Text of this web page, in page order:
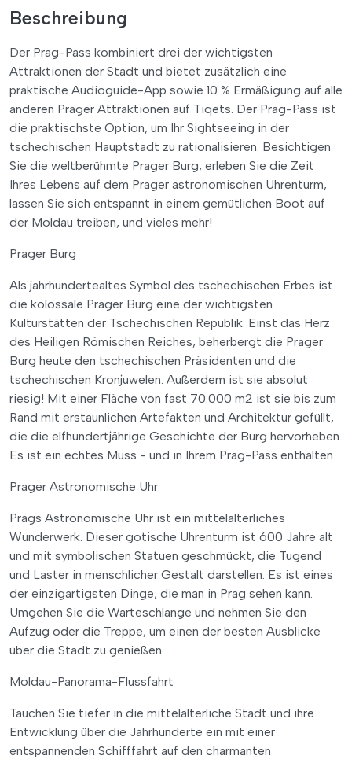
Beschreibung
Der Prag-Pass kombiniert drei der wichtigsten
Attraktionen der Stadt und bietet zusätzlich eine
praktische Audioguide-App sowie 10 % Ermäßigung auf alle
anderen Prager Attraktionen auf Tiqets. Der Prag-Pass ist
die praktischste Option, um Ihr Sightseeing in der
tschechischen Hauptstadt zu rationalisieren. Besichtigen
Sie die weltberühmte Prager Burg, erleben Sie die Zeit
Ihres Lebens auf dem Prager astronomischen Uhrenturm,
lassen Sie sich entspannt in einem gemütlichen Boot auf
der Moldau treiben, und vieles mehr!
Prager Burg
Als jahrhundertealtes Symbol des tschechischen Erbes ist
die kolossale Prager Burg eine der wichtigsten
Kulturstätten der Tschechischen Republik. Einst das Herz
des Heiligen Römischen Reiches, beherbergt die Prager
Burg heute den tschechischen Präsidenten und die
tschechischen Kronjuwelen. Außerdem ist sie absolut
riesig! Mit einer Fläche von fast 70.000 m2 ist sie bis zum
Rand mit erstaunlichen Artefakten und Architektur gefüllt,
die die elfhundertjährige Geschichte der Burg hervorheben.
Es ist ein echtes Muss - und in Ihrem Prag-Pass enthalten.
Prager Astronomische Uhr
Prags Astronomische Uhr ist ein mittelalterliches
Wunderwerk. Dieser gotische Uhrenturm ist 600 Jahre alt
und mit symbolischen Statuen geschmückt, die Tugend
und Laster in menschlicher Gestalt darstellen. Es ist eines
der einzigartigsten Dinge, die man in Prag sehen kann.
Umgehen Sie die Warteschlange und nehmen Sie den
Aufzug oder die Treppe, um einen der besten Ausblicke
über die Stadt zu genießen.
Moldau-Panorama-Flussfahrt
Tauchen Sie tiefer in die mittelalterliche Stadt und ihre
Entwicklung über die Jahrhunderte ein mit einer
entspannenden Schifffahrt auf den charmanten